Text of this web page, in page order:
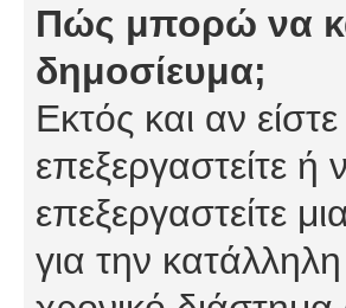
Πώς μπορώ να
δημοσίευμα;
Εκτός και αν
επεξεργαστείτε
επεξεργαστείτε
για την